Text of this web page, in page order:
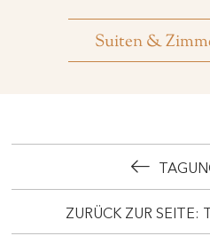
Suiten &
ZURÜCK ZUR SEITE: